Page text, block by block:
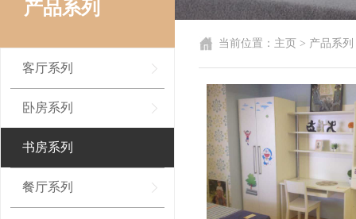
产品系列
客厅系列
卧房系列
书房系列
餐厅系列
当前位置： 主页 > 产品系列